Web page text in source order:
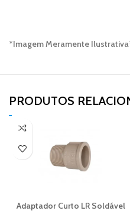
*Imagem Meramente
PRODUTOS
Adaptador Curto LR Soldável